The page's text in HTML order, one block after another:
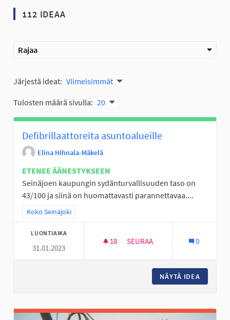
112 IDEAA
Rajaa
Järjestä ideat: Viimeisimmät
Tulosten määrä sivulla: 20
Defibrillaattoreita asuntoalueille
Elina Hihnala-Mäkelä
ETENEE ÄÄNESTYKSEEN
Seinäjoen kaupungin sydänturvallisuuden taso on
43/100 ja siinä on huomattavasti parannettavaa....
Rajaa tulokset teeman mukaan: Koko Seinäjoki
Koko Seinäjoki
LUONTIAIKA
31.01.2023
18 18 SEURAAJAA
SEURAA 0
NÄYTÄ IDEA